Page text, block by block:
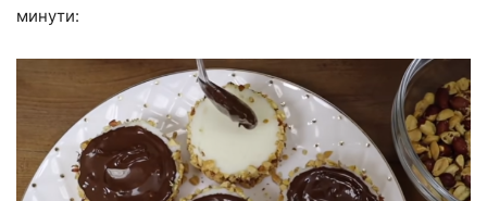
минути: